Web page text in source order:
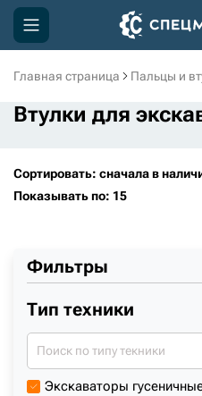
Главная страница Пальцы и
Втулки для
Сортировать: сначала в
Показывать по: 15
Фильтры
Тип техники
Экскаваторы
Компания
Акции
Информация
3D тур по производству
3D тур по складам
sksale@skdst.ru